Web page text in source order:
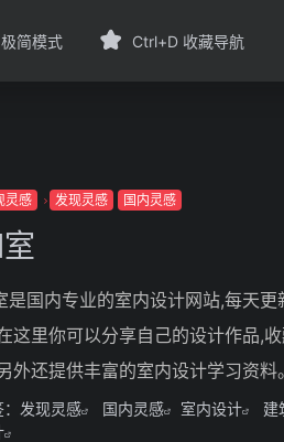
极简模式 Ctrl+D 收藏导航
灵感 发现灵感 国内灵感
是国内专业的室内设计网站,每天
这里你可以分享自己的设计作品,
外还提供丰富的室内设计学习资料。
发现灵感 国内灵感 室内设计 建